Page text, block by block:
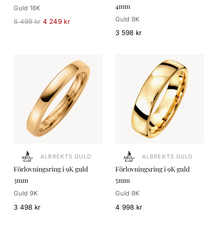
Guld 18K
6 499 kr 4 249 kr
4mm
Guld 9K
3 598 kr
ALBREKTS GULD
Förlovningsring i 9K guld
3mm
Guld 9K
3 498 kr
ALBREKTS GULD
Förlovningsring i 9K guld
5mm
Guld 9K
4 998 kr